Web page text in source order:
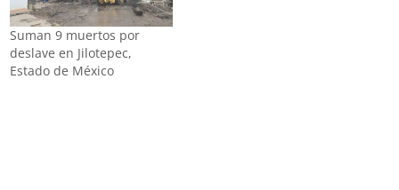
Suman 9 muertos por
deslave en Jilotepec,
Estado de México